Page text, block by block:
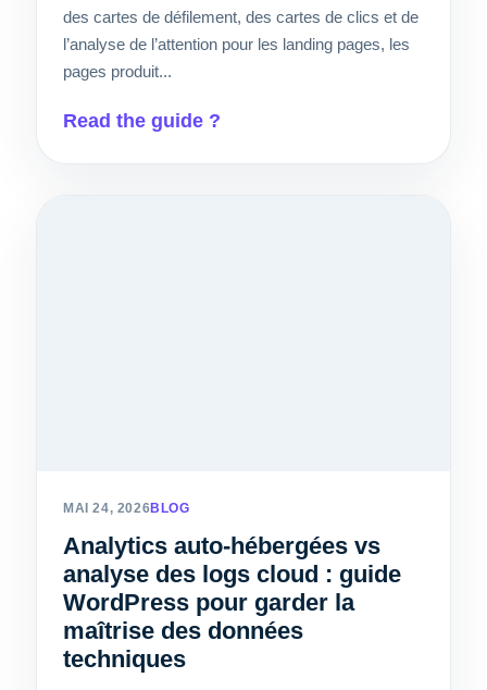
des cartes de défilement, des cartes de clics et de
l’analyse de l’attention pour les landing pages, les
pages produit...
Read the guide ?
MAI 24, 2026BLOG
Analytics auto-hébergées vs
analyse des logs cloud : guide
WordPress pour garder la
maîtrise des données
techniques